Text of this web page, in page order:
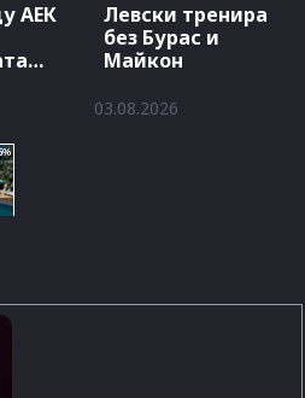
АЕК
Левски тренира
без Бурас и
Майкон
03.08.2026